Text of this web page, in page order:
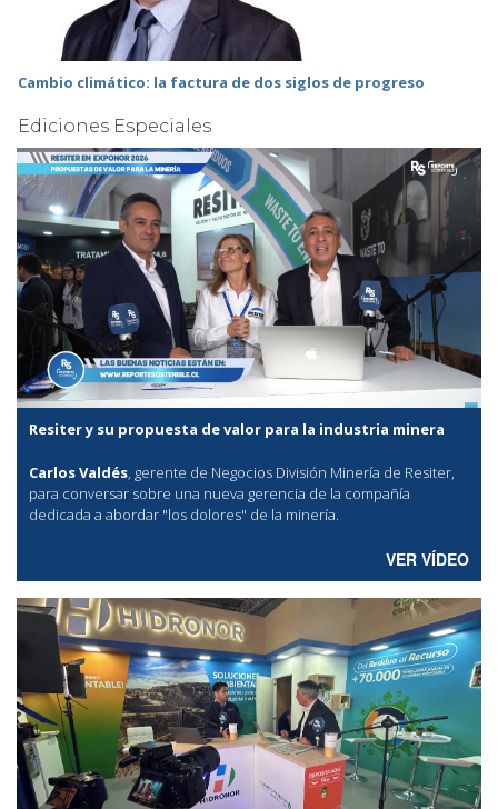
Cambio climático: la factura de dos siglos de progreso
Ediciones Especiales
Resiter y su propuesta de valor para la industria minera
Carlos Valdés, gerente de Negocios División Minería de Resiter,
para conversar sobre una nueva gerencia de la compañía
dedicada a abordar "los dolores" de la minería.
VER VÍDEO